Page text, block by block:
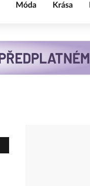
Móda Krása